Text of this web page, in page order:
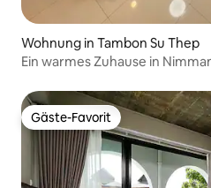
Wohnung in Tambon Su Thep
Ein warmes Zuhause in
Gäste-Favorit
Gäste-Favorit